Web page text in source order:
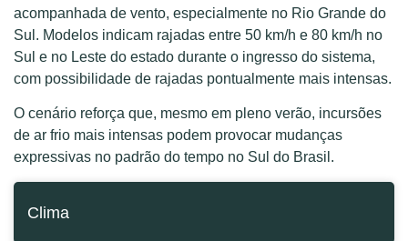
acompanhada de vento, especialmente no Rio Grande do
Sul. Modelos indicam rajadas entre 50 km/h e 80 km/h no
Sul e no Leste do estado durante o ingresso do sistema,
com possibilidade de rajadas pontualmente mais intensas.
O cenário reforça que, mesmo em pleno verão, incursões
de ar frio mais intensas podem provocar mudanças
expressivas no padrão do tempo no Sul do Brasil.
Clima